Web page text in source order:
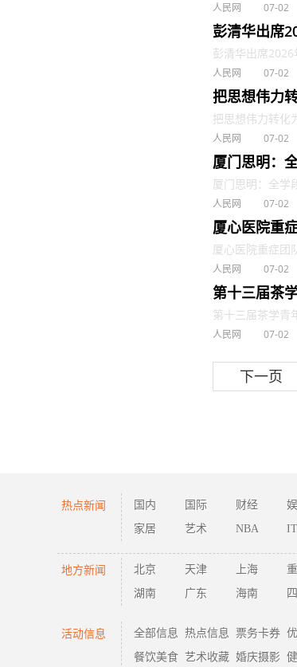
人民网 07-02
彭清华出席
彭清华出席2026
人民网 07-02
把思想伟力
把思想伟力转化
人民网 07-02
厦门思明：
厦门思明：全学
人民网 07-02
厦心医院重
厦心医院重症团
人民网 07-02
第十三届茶
第十三届茶学青
人民网 07-02
下一页
热点新闻 国内 国际 财经
家居
艺术 NBA IT
地方新闻 北京 天津 上海
湖南
广东 海南
活动信息 全部信息 热点信息 票务卡券
餐饮美食 艺术收藏 婚庆摄影